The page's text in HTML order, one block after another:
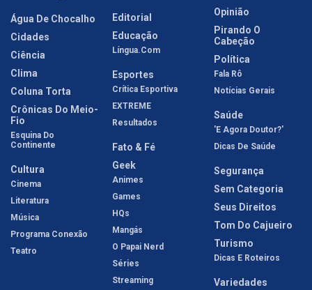
Água De Chocalho
Cidades
Ciência
Clima
Coluna Torta
Crônicas Do Meio-
Fio
Esquina Do
Continente
Cultura
Cinema
Literatura
Música
Programa Conexão
Teatro
Editorial
Educação
Língua.com
Esportes
Crítica Esportiva
EXTREME
Resultados
Fato & Fé
Geek
Animes
Games
HQs
Mangás
O Papai Nerd
Séries
Streaming
Opinião
Pirando O
Cabeção
Política
Fala Rô
Notícias Gerais
Saúde
'E Agora Doutor?'
Dicas De Saúde
Segurança
Sem Categoria
Seus Direitos
Tom Do Cajueiro
Turismo
Dicas E Roteiros
Variedades